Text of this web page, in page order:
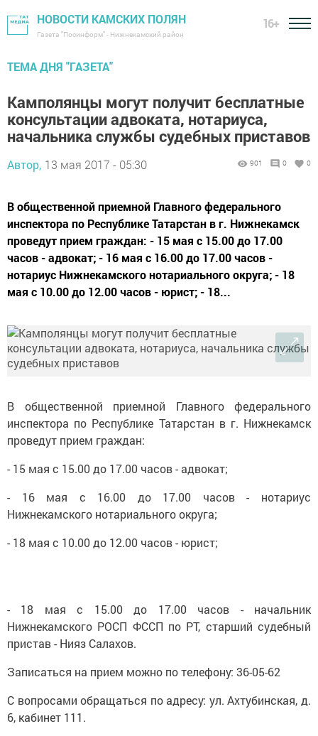
НОВОСТИ КАМСКИХ ПОЛЯН
Газета "Посинформ" - Нижнекамский район
16+
ТЕМА ДНЯ "ГАЗЕТА"
Камполянцы могут получит бесплатные
консультации адвоката, нотариуса,
начальника службы судебных приставов
Автор, 13 мая 2017 - 05:30 901 0 0
В общественной приемной Главного федерального
инспектора по Республике Татарстан в г. Нижнекамск
проведут прием граждан: - 15 мая с 15.00 до 17.00
часов - адвокат; - 16 мая с 16.00 до 17.00 часов -
нотариус Нижнекамского нотариального округа; - 18
мая с 10.00 до 12.00 часов - юрист; - 18...
В общественной приемной Главного федерального
инспектора по Республике Татарстан в г. Нижнекамск
проведут прием граждан:
- 15 мая с 15.00 до 17.00 часов - адвокат;
- 16 мая с 16.00 до 17.00 часов - нотариус
Нижнекамского нотариального округа;
- 18 мая с 10.00 до 12.00 часов - юрист;
- 18 мая с 15.00 до 17.00 часов - начальник
Нижнекамского РОСП ФССП по РТ, старший судебный
пристав - Нияз Салахов.
Записаться на прием можно по телефону: 36-05-62
С вопросами обращаться по адресу: ул. Ахтубинская, д.
6, кабинет 111.